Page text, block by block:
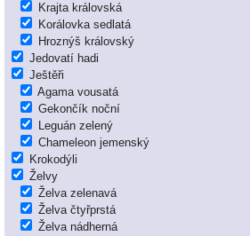
Krajta královská
Korálovka sedlatá
Hroznýš královský
Jedovatí hadi
Ještěři
Agama vousatá
Gekončík noční
Leguán zelený
Chameleon jemenský
Krokodýli
Želvy
Želva zelenavá
Želva čtyřprstá
Želva nádherná